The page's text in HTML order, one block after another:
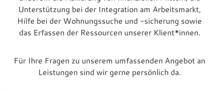
Unterstützung bei der Integration am Arbeitsmarkt,
Hilfe bei der Wohnungssuche und -sicherung sowie
das Erfassen der Ressourcen unserer Klient*innen.
Für Ihre Fragen zu unserem umfassenden Angebot an
Leistungen sind wir gerne persönlich da.